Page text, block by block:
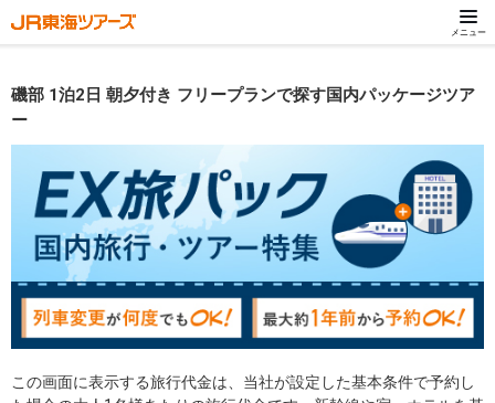
メニュー
磯部 1泊2日 朝夕付き フリープランで探す国内パッケージツア
ー
この画面に表示する旅行代金は、当社が設定した基本条件で予約し